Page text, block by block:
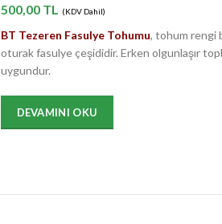
500,00TL (KDV Dahil)
BT Tezeren Fasulye Tohumu, tohum rengi
oturak fasulye çeşididir. Erken olgunlaşır
uygundur.
DEVAMINI OKU